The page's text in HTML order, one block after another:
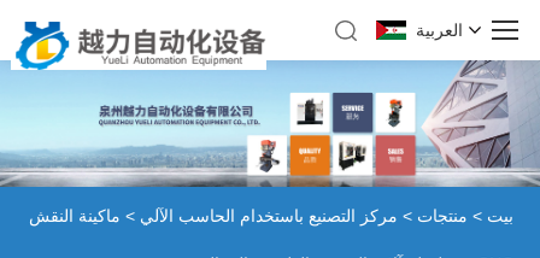
العربية
بيت > منتجات > مركز التصنيع باستخدام الحاسب الآلي > ماكينة النقش